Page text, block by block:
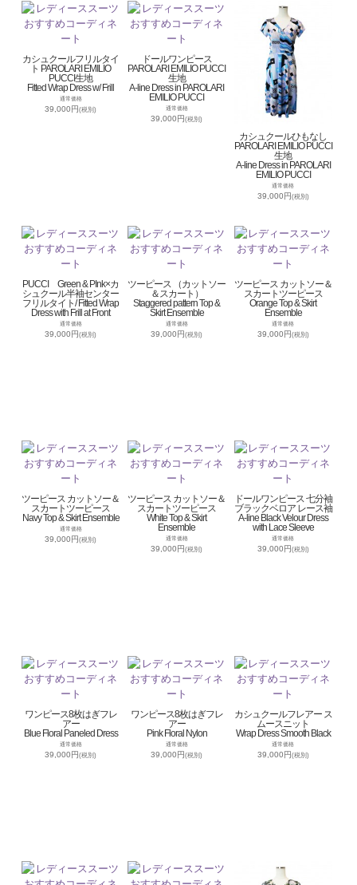
カシュクールフリルタイ
ト PAROLARI EMILIO
PUCCI生地
Fitted Wrap Dress w/ Frill
通常価格
39,000円(税別)
ドールワンピース
PAROLARI EMILIO PUCCI
生地
A-line Dress in PAROLARI
EMILIO PUCCI
通常価格
39,000円(税別)
カシュクールひもなし
PAROLARI EMILIO PUCCI
生地
A-line Dress in PAROLARI
EMILIO PUCCI
通常価格
39,000円(税別)
PUCCI Green & PInk×カ
シュクール半袖センター
フリルタイト/ Fitted Wrap
Dress with Frill at Front
通常価格
39,000円(税別)
ツーピース （カットソー
＆スカート）
Staggered pattern Top &
Skirt Ensemble
通常価格
39,000円(税別)
ツーピース カットソー＆
スカートツーピース
Orange Top & Skirt
Ensemble
通常価格
39,000円(税別)
ツーピース カットソー＆
スカートツーピース
Navy Top & Skirt Ensemble
通常価格
39,000円(税別)
ツーピース カットソー＆
スカートツーピース
White Top & Skirt
Ensemble
通常価格
39,000円(税別)
ドールワンピース 七分袖
ブラックベロア レース袖
A-line Black Velour Dress
with Lace Sleeve
通常価格
39,000円(税別)
ワンピース8枚はぎフレ
アー
Blue Floral Paneled Dress
通常価格
39,000円(税別)
ワンピース8枚はぎフレ
アー
Pink Floral Nylon
通常価格
39,000円(税別)
カシュクールフレアー ス
ムースニット
Wrap Dress Smooth Black
通常価格
39,000円(税別)